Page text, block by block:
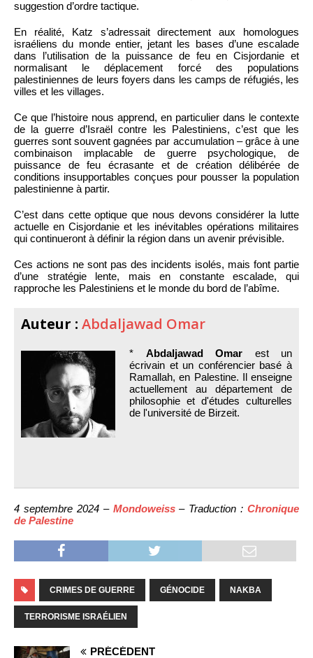
suggestion d’ordre tactique.
En réalité, Katz s’adressait directement aux homologues
israéliens du monde entier, jetant les bases d’une escalade
dans l’utilisation de la puissance de feu en Cisjordanie et
normalisant le déplacement forcé des populations
palestiniennes de leurs foyers dans les camps de réfugiés, les
villes et les villages.
Ce que l’histoire nous apprend, en particulier dans le contexte
de la guerre d’Israël contre les Palestiniens, c’est que les
guerres sont souvent gagnées par accumulation – grâce à une
combinaison implacable de guerre psychologique, de
puissance de feu écrasante et de création délibérée de
conditions insupportables conçues pour pousser la population
palestinienne à partir.
C’est dans cette optique que nous devons considérer la lutte
actuelle en Cisjordanie et les inévitables opérations militaires
qui continueront à définir la région dans un avenir prévisible.
Ces actions ne sont pas des incidents isolés, mais font partie
d’une stratégie lente, mais en constante escalade, qui
rapproche les Palestiniens et le monde du bord de l’abîme.
Auteur : Abdaljawad Omar
* Abdaljawad Omar est un
écrivain et un conférencier basé à
Ramallah, en Palestine. Il enseigne
actuellement au département de
philosophie et d'études culturelles
de l'université de Birzeit.
4 septembre 2024 – Mondoweiss– Traduction : Chronique
de Palestine
CRIMES DE GUERRE GÉNOCIDE NAKBA
TERRORISME ISRAÉLIEN
PRÉCÉDENT